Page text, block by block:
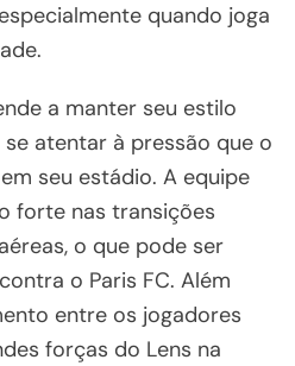
quando joga
a manter seu estilo
atentar à pressão que o
seu estádio. A equipe
forte nas transições
o que pode ser
o Paris FC. Além
entre os jogadores
forças do Lens na